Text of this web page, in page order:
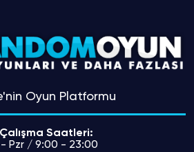
Oyun Platformu
Çalışma Saatleri:
Pzr / 9:00 - 23:00